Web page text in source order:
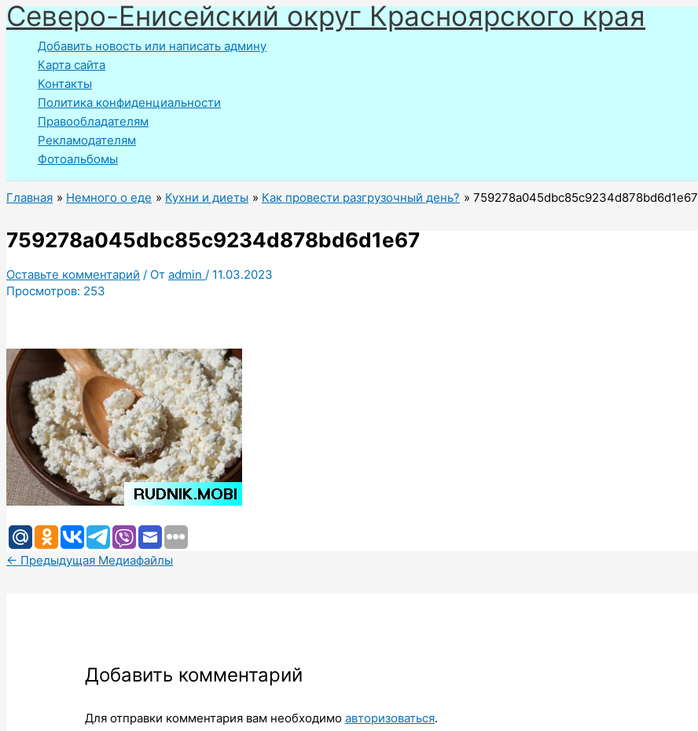
Перейти
к
содержимому
Северо-Енисейский округ Красноярского края
Добавить новость или написать админу
Карта сайта
Контакты
Политика конфиденциальности
Правообладателям
Рекламодателям
Фотоальбомы
Главная Немного о еде Кухни и диеты Как провести разгрузочный день? 759278a045dbc85c9234d878bd6d1e67
759278a045dbc85c9234d878bd6d1e67
Оставьте комментарий / От admin / 11.03.2023
Просмотров: 253
← Предыдущая Медиафайлы
Добавить комментарий
Для отправки комментария вам необходимоавторизоваться.